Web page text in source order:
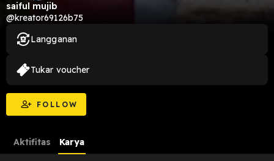
saiful mujib
@kreator69126b75
FOLLOW
Langganan
Tukar voucher
Aktifitas Karya